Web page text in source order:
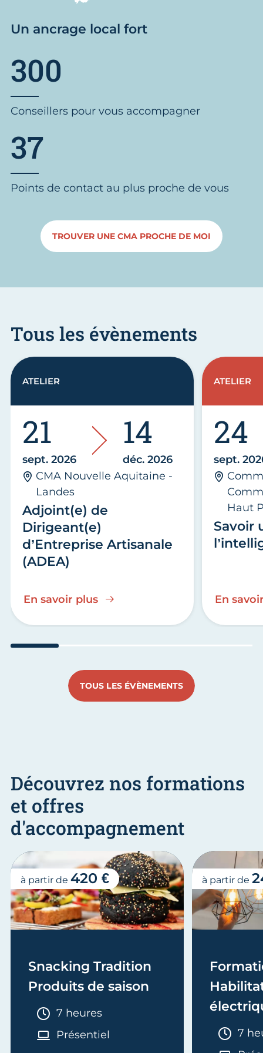
Un ancrage local fort
300
Conseillers pour vous accompagner
37
Points de contact au plus proche de vous
TROUVER UNE CMA PROCHE DE MOI
Tous les évènements
Adjoint(e) de
Dirigeant(e)
d’Entreprise Artisanale
(ADEA)
21
sept. 2026
14
déc. 2026
CMA Nouvelle Aquitaine -
Landes
En savoir plus
ATELIER
Savoir
24
sept.
Haut
En
ATELIER
TOUS LES ÉVÈNEMENTS
Découvrez nos formations
et offres
d'accompagnement
Snacking Tradition
Produits de saison
Durée :
7 heures
Présentiel
à partir de 420 €
7
à partir de